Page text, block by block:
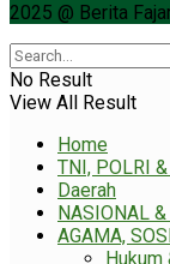
2025 @ Berita
No Result
View All Result
Home
TNI, POLRI
Daerah
NASIONAL
AGAMA,
Hukum